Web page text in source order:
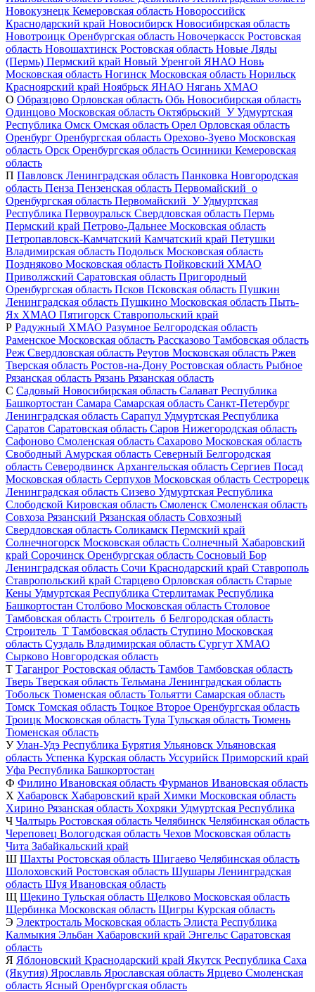
Новокузнецк Кемеровская область Новороссийск
Краснодарский край Новосибирск Новосибирская область
Новотроицк Оренбургская область Новочеркасск Ростовская
область Новошахтинск Ростовская область Новые Ляды
(Пермь) Пермский край Новый Уренгой ЯНАО Новь
Московская область Ногинск Московская область Норильск
Красноярский край Ноябрьск ЯНАО Нягань ХМАО
О Образцово Орловская область Обь Новосибирская область
Одинцово Московская область Октябрьский_У Удмуртская
Республика Омск Омская область Орел Орловская область
Оренбург Оренбургская область Орехово-Зуево Московская
область Орск Оренбургская область Осинники Кемеровская
область
П Павловск Ленинградская область Панковка Новгородская
область Пенза Пензенская область Первомайский_о
Оренбургская область Первомайский_У Удмуртская
Республика Первоуральск Свердловская область Пермь
Пермский край Петрово-Дальнее Московская область
Петропавловск-Камчатский Камчатский край Петушки
Владимирская область Подольск Московская область
Поздняково Московская область Пойковский ХМАО
Приволжский Саратовская область Пригородный
Оренбургская область Псков Псковская область Пушкин
Ленинградская область Пушкино Московская область Пыть-
Ях ХМАО Пятигорск Ставропольский край
Р Радужный ХМАО Разумное Белгородская область
Раменское Московская область Рассказово Тамбовская область
Реж Свердловская область Реутов Московская область Ржев
Тверская область Ростов-на-Дону Ростовская область Рыбное
Рязанская область Рязань Рязанская область
С Садовый Новосибирская область Салават Республика
Башкортостан Самара Самарская область Санкт-Петербург
Ленинградская область Сарапул Удмуртская Республика
Саратов Саратовская область Саров Нижегородская область
Сафоново Смоленская область Сахарово Московская область
Свободный Амурская область Северный Белгородская
область Северодвинск Архангельская область Сергиев Посад
Московская область Серпухов Московская область Сестрорецк
Ленинградская область Сизево Удмуртская Республика
Слободской Кировская область Смоленск Смоленская область
Совхоза Рязанский Рязанская область Совхозный
Свердловская область Соликамск Пермский край
Солнечногорск Московская область Солнечный Хабаровский
край Сорочинск Оренбургская область Сосновый Бор
Ленинградская область Сочи Краснодарский край Ставрополь
Ставропольский край Старцево Орловская область Старые
Кены Удмуртская Республика Стерлитамак Республика
Башкортостан Столбово Московская область Столовое
Тамбовская область Строитель_б Белгородская область
Строитель_Т Тамбовская область Ступино Московская
область Суздаль Владимирская область Сургут ХМАО
Сырково Новгородская область
Т Таганрог Ростовская область Тамбов Тамбовская область
Тверь Тверская область Тельмана Ленинградская область
Тобольск Тюменская область Тольятти Самарская область
Томск Томская область Тоцкое Второе Оренбургская область
Троицк Московская область Тула Тульская область Тюмень
Тюменская область
У Улан-Удэ Республика Бурятия Ульяновск Ульяновская
область Успенка Курская область Уссурийск Приморский край
Уфа Республика Башкортостан
Ф Филино Ивановская область Фурманов Ивановская область
Х Хабаровск Хабаровский край Химки Московская область
Хирино Рязанская область Хохряки Удмуртская Республика
Ч Чалтырь Ростовская область Челябинск Челябинская область
Череповец Вологодская область Чехов Московская область
Чита Забайкальский край
Ш Шахты Ростовская область Шигаево Челябинская область
Шолоховский Ростовская область Шушары Ленинградская
область Шуя Ивановская область
Щ Щекино Тульская область Щелково Московская область
Щербинка Московская область Щигры Курская область
Э Электросталь Московская область Элиста Республика
Калмыкия Эльбан Хабаровский край Энгельс Саратовская
область
Я Яблоновский Краснодарский край Якутск Республика Саха
(Якутия) Ярославль Ярославская область Ярцево Смоленская
область Ясный Оренбургская область